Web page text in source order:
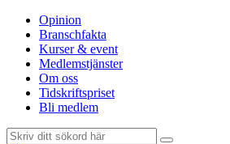
Opinion
Branschfakta
Kurser & event
Medlemstjänster
Om oss
Tidskriftspriset
Bli medlem